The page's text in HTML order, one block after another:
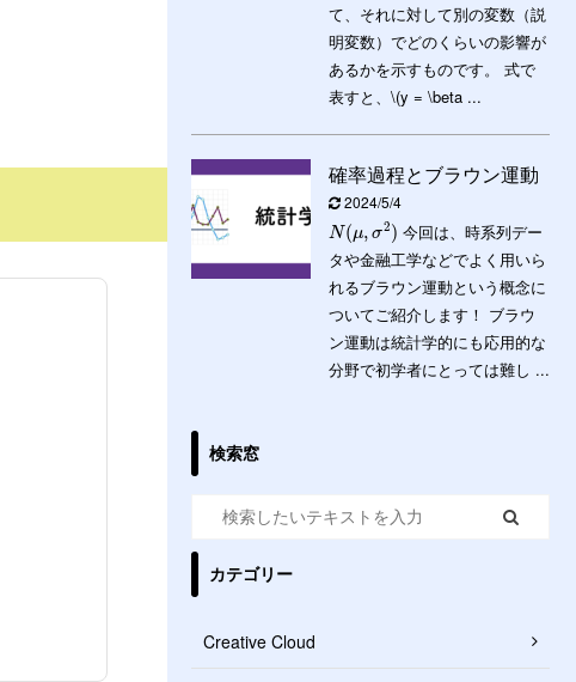
て、それに対して別の変数（説
明変数）でどのくらいの影響が
あるかを示すものです。 式で
表すと、\(y = \beta ...
確率過程とブラウン運動
2024/5/4
N (μ, σ2) 今回は、時系列デー
タや金融工学などでよく用いら
れるブラウン運動という概念に
ついてご紹介します！ ブラウ
ン運動は統計学的にも応用的な
分野で初学者にとっては難し ...
検索窓
カテゴリー
Creative Cloud